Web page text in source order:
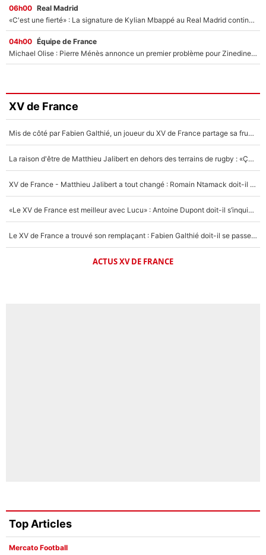
06h00 Real Madrid
«C'est une fierté» : La signature de Kylian Mbappé au Real Madrid continue de régaler l'Espagne
04h00 Équipe de France
Michael Olise : Pierre Ménès annonce un premier problème pour Zinedine Zidane en équipe de France
XV de France
Mis de côté par Fabien Galthié, un joueur du XV de France partage sa frustration : «ils ne me l’ont pas dit tout de suite»
La raison d'être de Matthieu Jalibert en dehors des terrains de rugby : «Ça m'atteint autant que si tu touches à un membre de ma famille»
XV de France - Matthieu Jalibert a tout changé : Romain Ntamack doit-il s’inquiéter pour sa place à un an de la Coupe du monde ?
«Le XV de France est meilleur avec Lucu» : Antoine Dupont doit-il s’inquiéter pour sa place ?
Le XV de France a trouvé son remplaçant : Fabien Galthié doit-il se passer d'Antoine Dupont ?
ACTUS XV DE FRANCE
Top Articles
Mercato Football